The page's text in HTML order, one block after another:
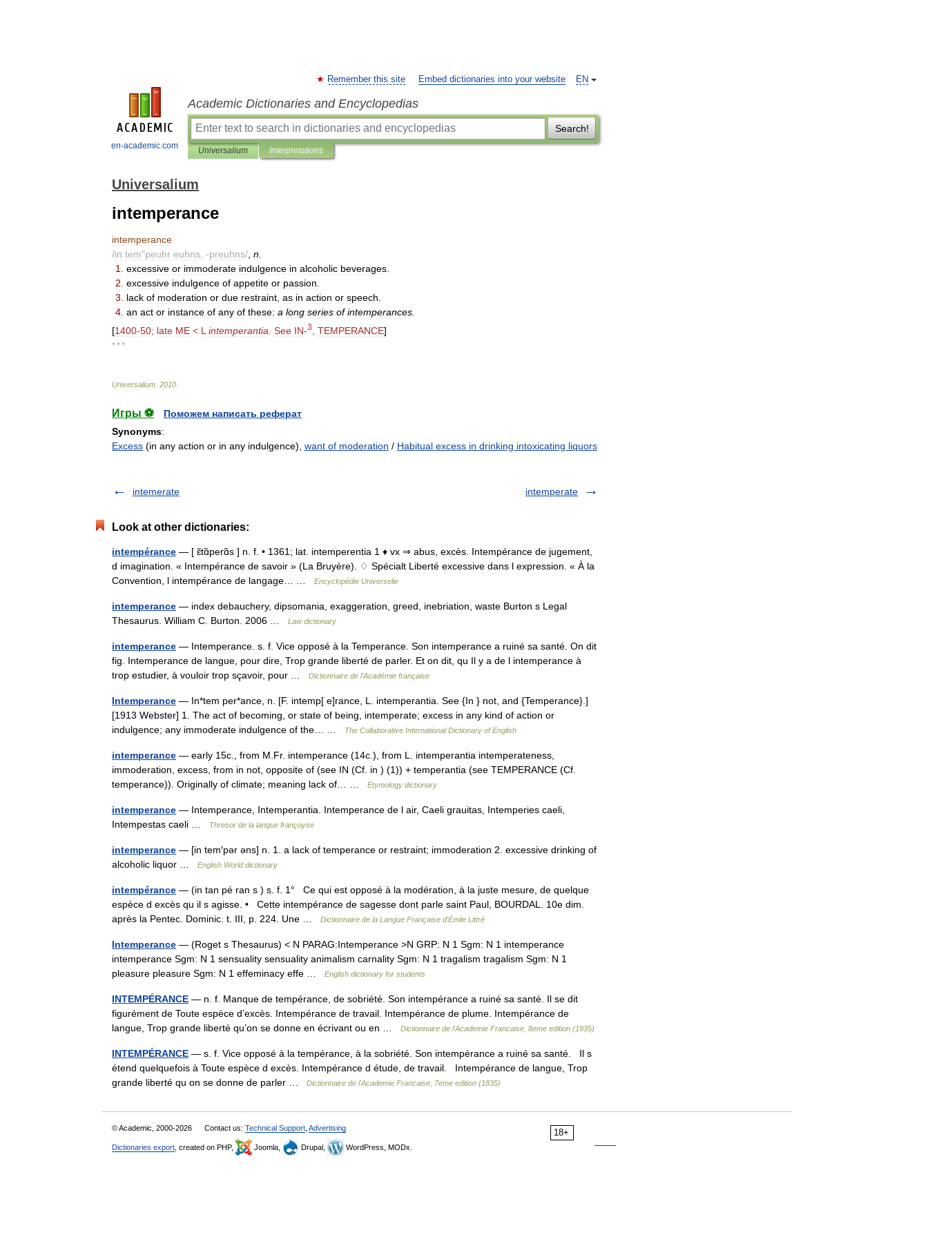
en-academic.com
EN
Remember this site Embed dictionaries into your website
Academic Dictionaries and Encyclopedias
Search!
Universalium Interpretations
Universalium
intemperance
intemperance
/in tem"peuhr euhns , -preuhns/ n
1
excessive or immoderate indulgence in alcoholic beverages
2 excessive indulgence of appetite or passion
3
lack of moderation or due restraint as in action or speech
4 an act or instance of any of these: a long series of intemperances
[1400-50; late ME < L intemperantia See IN-3 TEMPERANCE]
* * *
Universalium 2010
Игры ⚽
Поможем написать реферат
Synonyms:
Excess (in any action or in any indulgence), want of moderation / Habitual excess in drinking intoxicating liquors
intemerate intemperate
Look at other dictionaries:
intempérance — [ ɛ̃tɑ̃perɑ̃s ] n. f. • 1361; lat. intemperentia 1 ♦ vx ⇒ abus, excès. Intempérance de jugement,
d imagination. « Intempérance de savoir » (La Bruyère). ♢ Spécialt Liberté excessive dans l expression. « À la
Convention, l intempérance de langage… …
Encyclopédie Universelle
intemperance — index debauchery, dipsomania, exaggeration, greed, inebriation, waste Burton s Legal
Thesaurus. William C. Burton. 2006 …
Law dictionary
intemperance — Intemperance. s. f. Vice opposé à la Temperance. Son intemperance a ruiné sa santé. On dit
fig. Intemperance de langue, pour dire, Trop grande liberté de parler. Et on dit, qu Il y a de l intemperance à
trop estudier, à vouloir trop sçavoir, pour …
Dictionnaire de l'Académie française
Intemperance — In*tem per*ance, n. [F. intemp[ e]rance, L. intemperantia. See {In } not, and {Temperance}.]
[1913 Webster] 1. The act of becoming, or state of being, intemperate; excess in any kind of action or
indulgence; any immoderate indulgence of the… …
The Collaborative International Dictionary of English
intemperance — early 15c., from M.Fr. intemperance (14c.), from L. intemperantia intemperateness,
immoderation, excess, from in not, opposite of (see IN (Cf. in ) (1)) + temperantia (see TEMPERANCE (Cf.
temperance)). Originally of climate; meaning lack of… …
Etymology dictionary
intemperance — Intemperance, Intemperantia. Intemperance de l air, Caeli grauitas, Intemperies caeli,
Intempestas caeli …
Thresor de la langue françoyse
intemperance — [in tem′pər əns] n. 1. a lack of temperance or restraint; immoderation 2. excessive drinking of
alcoholic liquor …
English World dictionary
intempérance — (in tan pé ran s ) s. f. 1° Ce qui est opposé à la modération, à la juste mesure, de quelque
espèce d excès qu il s agisse. • Cette intempérance de sagesse dont parle saint Paul, BOURDAL. 10e dim.
après la Pentec. Dominic. t. III, p. 224. Une …
Dictionnaire de la Langue Française d'Émile Littré
Intemperance — (Roget s Thesaurus) < N PARAG:Intemperance >N GRP: N 1 Sgm: N 1 intemperance
intemperance Sgm: N 1 sensuality sensuality animalism carnality Sgm: N 1 tragalism tragalism Sgm: N 1
pleasure pleasure Sgm: N 1 effeminacy effe …
English dictionary for students
INTEMPÉRANCE — n. f. Manque de tempérance, de sobriété. Son intempérance a ruiné sa santé. Il se dit
figurément de Toute espèce d’excès. Intempérance de travail. Intempérance de plume. Intempérance de
langue, Trop grande liberté qu’on se donne en écrivant ou en …
Dictionnaire de l'Academie Francaise, 8eme edition (1935)
INTEMPÉRANCE — s. f. Vice opposé à la tempérance, à la sobriété. Son intempérance a ruiné sa santé. Il s
étend quelquefois à Toute espèce d excès. Intempérance d étude, de travail. Intempérance de langue, Trop
grande liberté qu on se donne de parler …
Dictionnaire de l'Academie Francaise, 7eme edition (1835)
18+
© Academic, 2000-2026 Contact us: Technical Support Advertising
Dictionaries export , created on PHP, Joomla, Drupal, WordPress, MODx.